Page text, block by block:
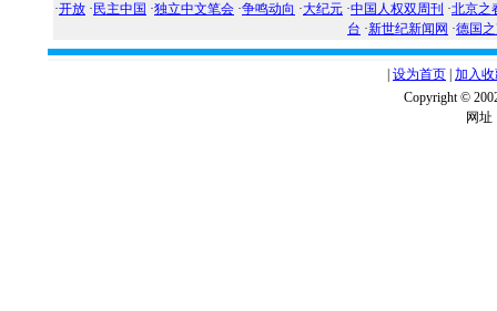
·开放 · 民主中国 ·独立中文笔会 ·争鸣动向 ·大纪元 ·中国人权双周刊 ·北京之
台 ·新世纪新闻网 ·德国
设为首页 加入
Copyright ©
网址